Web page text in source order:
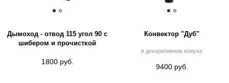
Дымоход - отвод 115 угол 90 с
шибером и прочисткой
1800 руб.
Конвектор "Дуб"
в декоративном кожухе
9400 руб.